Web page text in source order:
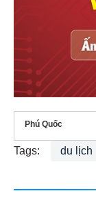
Phú Quốc
Tags: du lịch